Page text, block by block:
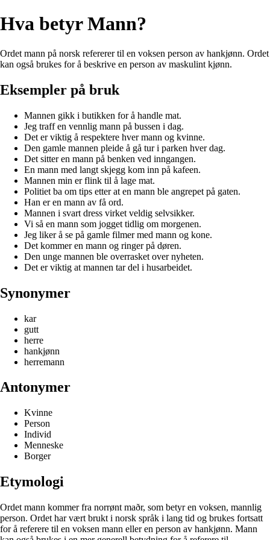
Hva betyr Mann?
Ordet mann på norsk refererer til en voksen person av hankjønn. Ordet
kan også brukes for å beskrive en person av maskulint kjønn.
Eksempler på bruk
Mannen gikk i butikken for å handle mat.
Jeg traff en vennlig mann på bussen i dag.
Det er viktig å respektere hver mann og kvinne.
Den gamle mannen pleide å gå tur i parken hver dag.
Det sitter en mann på benken ved inngangen.
En mann med langt skjegg kom inn på kafeen.
Mannen min er flink til å lage mat.
Politiet ba om tips etter at en mann ble angrepet på gaten.
Han er en mann av få ord.
Mannen i svart dress virket veldig selvsikker.
Vi så en mann som jogget tidlig om morgenen.
Jeg liker å se på gamle filmer med mann og kone.
Det kommer en mann og ringer på døren.
Den unge mannen ble overrasket over nyheten.
Det er viktig at mannen tar del i husarbeidet.
Synonymer
kar
gutt
herre
hankjønn
herremann
Antonymer
Kvinne
Person
Individ
Menneske
Borger
Etymologi
Ordet mann kommer fra norrønt maðr, som betyr en voksen, mannlig
person. Ordet har vært brukt i norsk språk i lang tid og brukes fortsatt
for å referere til en voksen mann eller en person av hankjønn. Mann